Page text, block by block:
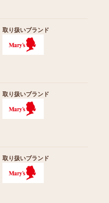
取り扱いブランド
取り扱いブランド
取り扱いブランド